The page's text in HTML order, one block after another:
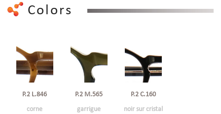
Colors
P.2 L.846
corne
P.2 M.565
garrigue
P.2 C.160
noir sur cristal